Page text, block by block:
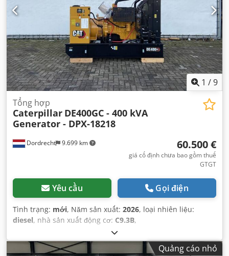
1 /9
Dordrecht 9.699 km
Tổng hợp
Caterpillar DE400GC - 400 kVA
Generator - DPX-18218
60.500 €
giá cố định chưa bao gồm thuế
GTGT
Yêu cầu Gọi điện
Tình trạng: mới, Năm sản xuất: 2026, loại nhiên liệu:
diesel, nhà sản xuất động cơ: C9.3B,
Quảng cáo nhỏ